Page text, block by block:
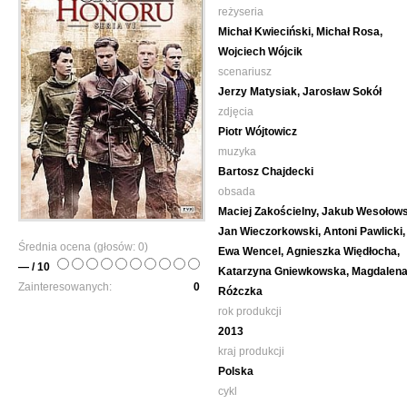
Średnia ocena (głosów: 0)
— / 10
0
Zainteresowanych:
reżyseria
Michał Kwieciński, Michał Rosa,
Wojciech Wójcik
scenariusz
Jerzy Matysiak, Jarosław Sokół
zdjęcia
Piotr Wójtowicz
muzyka
Bartosz Chajdecki
obsada
Maciej Zakościelny, Jakub
Jan Wieczorkowski, Antoni Pawlicki,
Ewa Wencel, Agnieszka Więdłocha,
Katarzyna Gniewkowska, Magdalena
Różczka
rok produkcji
2013
kraj produkcji
Polska
cykl